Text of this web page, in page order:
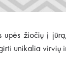
upės žiočių į
unikalia virvių